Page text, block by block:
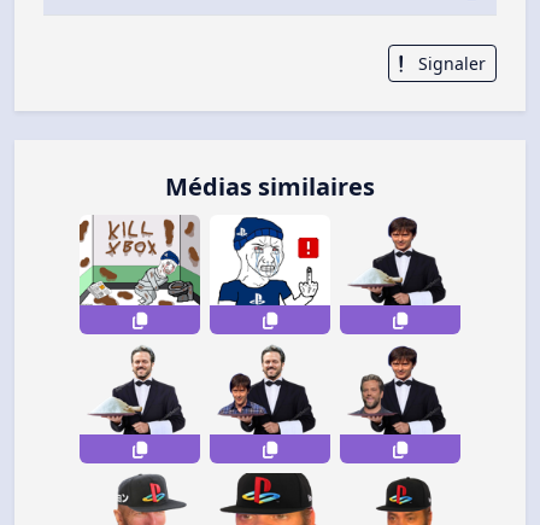
Signaler
Médias similaires